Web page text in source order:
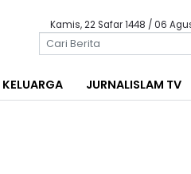
Kamis, 22 Safar 1448 / 06
KELUARGA JURNALISLAM TV